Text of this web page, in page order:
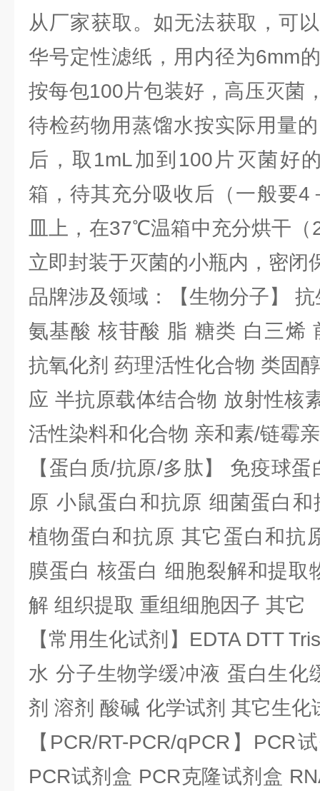
从厂家获取。如无法获取，可
华号定性滤纸，用内径为6mm
按每包100片包装好，高压灭菌
待检药物用蒸馏水按实际用量
后，取1mL加到100片灭菌好
箱，待其充分吸收后（一般要4
皿上，在37℃温箱中充分烘干（
立即封装于灭菌的小瓶内，密闭
品牌涉及领域：【生物分子】
氨基酸 核苷酸 脂 糖类 白三烯
抗氧化剂 药理活性化合物 类固
应 半抗原载体结合物 放射性核
活性染料和化合物 亲和素/链霉
【蛋白质/抗原/多肽】 免疫球
原 小鼠蛋白和抗原 细菌蛋白
植物蛋白和抗原 其它蛋白和抗
膜蛋白 核蛋白 细胞裂解和提取
解 组织提取 重组细胞因子 其它
【常用生化试剂】EDTA DTT
水 分子生物学缓冲液 蛋白生化
剂 溶剂 酸碱 化学试剂 其它生化
【PCR/RT-PCR/qPCR】PCR
PCR试剂盒 PCR克隆试剂盒